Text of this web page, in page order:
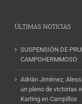
ÚLTIMAS NOTICIAS
SUSPENSIÓN DE
CAMPOHERMMOSO
Adrián Jiménez,
un pleno de victorias
Karting en Campillos